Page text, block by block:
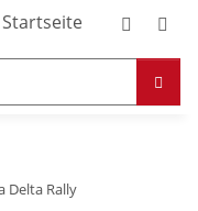
Delta Rally